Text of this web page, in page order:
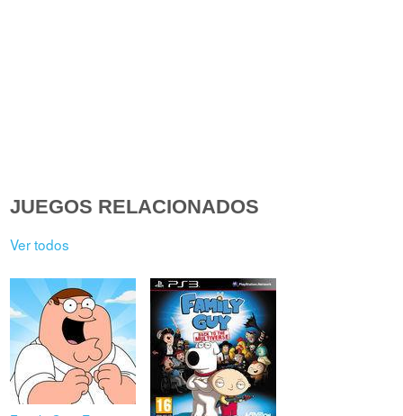
JUEGOS RELACIONADOS
Ver todos